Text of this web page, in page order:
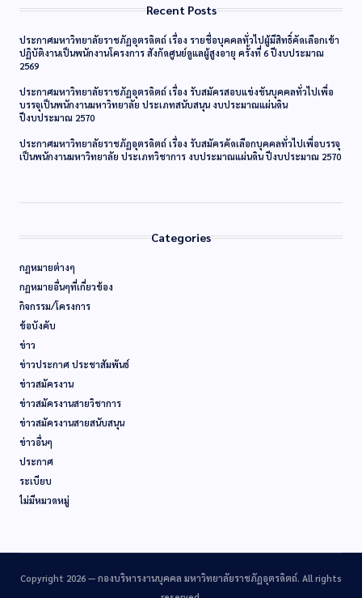
Recent Posts
ประกาศมหาวิทยาลัยราชภัฏอุตรดิตถ์ เรื่อง รายชื่อบุคคลทั่วไปผู้มีสิทธิ์คัดเลือกเข้า
ปฏิบัติงานเป็นพนักงานโครงการ สังกัดศูนย์ดูแลผู้สูงอายุ ครั้งที่ 6 ปีงบประมาณ
2569
ประกาศมหาวิทยาลัยราชภัฏอุตรดิตถ์ เรื่อง รับสมัครสอบแข่งขันบุคคลทั่วไปเพื่อ
บรรจุเป็นพนักงานมหาวิทยาลัย ประเภทสนับสนุน งบประมาณแผ่นดิน
ปีงบประมาณ 2570
ประกาศมหาวิทยาลัยราชภัฏอุตรดิตถ์ เรื่อง รับสมัครคัดเลือกบุคคลทั่วไปเพื่อบรรจุ
เป็นพนักงานมหาวิทยาลัย ประเภทวิชาการ งบประมาณแผ่นดิน ปีงบประมาณ 2570
Categories
กฏหมายต่างๆ
กฏหมายอื่นๆที่เกี่ยวข้อง
กิจกรรม/โครงการ
ข้อบังคับ
ข่าว
ข่าวประกาศ ประชาสัมพันธ์
ข่าวสมัครงาน
ข่าวสมัครงานสายวิชาการ
ข่าวสมัครงานสายสนับสนุน
ข่าวอื่นๆ
ประกาศ
ระเบียบ
ไม่มีหมวดหมู่
Copyright 2026 — กองบริหารงานบุคคล มหาวิทยาลัยราชภัฏอุตรดิตถ์. All rights